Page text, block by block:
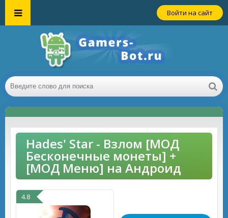
Войти на сайт
Hades' Star - Взлом [МОД
Бесконечные монеты] +
[МОД Меню] на Андроид
4.8